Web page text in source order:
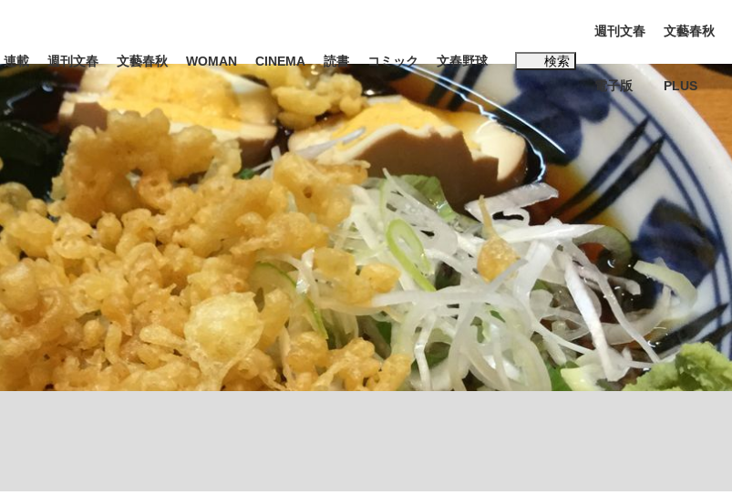
タメ ライフ ビジネス インタビュー 読書
が明かすトク... 「キオクシアの投資の桁は一つ多くてもいい」時価総額が一時トヨタ超え...
日本生まれのK-POPアイドルたち
連載 週刊文春 文藝春秋 WOMAN CINEMA 読書 コミック 文春野球 検索
キーワード入力
覧
苗 #後藤真希 #森岡毅 #城彰二 #内田有紀
#松田聖子
週刊文春
電子版
文藝春秋
PLUS